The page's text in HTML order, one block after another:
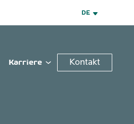
DE
Karriere Kontakt